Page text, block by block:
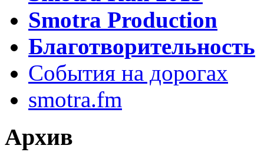
Smotra Production
Благотворительность
События на дорогах
smotra.fm
Архив